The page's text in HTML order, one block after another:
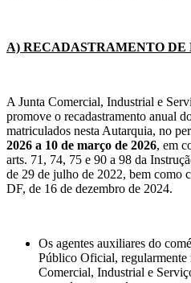
A) RECADASTRAMENTO DE
A Junta Comercial, Industrial e
promove o recadastramento anual
matriculados nesta Autarquia, no
2026 a 10 de março de 2026, em
arts. 71, 74, 75 e 90 a 98 da
de 29 de julho de 2022, bem como
DF, de 16 de dezembro de 2024.
Os agentes auxiliares do
Público Oficial, regularmente
Comercial, Industrial e